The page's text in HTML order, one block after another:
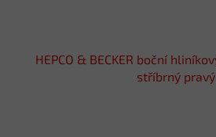
HEPCO & BECKER boční
stříbrný pravý